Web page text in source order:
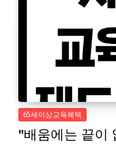
65세이상교육혜택
"배움에는 끝이